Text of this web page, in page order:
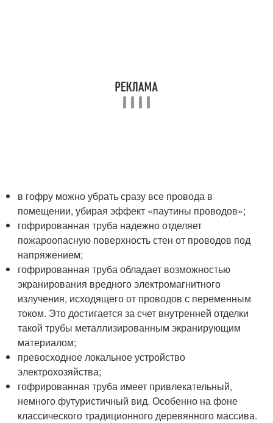
в гофру можно убрать сразу все провода в
помещении, убирая эффект «паутины проводов»;
гофрированная труба надежно отделяет
пожароопасную поверхность стен от проводов под
напряжением;
гофрированная труба обладает возможностью
экранирования вредного электромагнитного
излучения, исходящего от проводов с переменным
током. Это достигается за счет внутренней отделки
такой трубы металлизированным экранирующим
материалом;
превосходное локальное устройство
электрохозяйства;
гофрированная труба имеет привлекательный,
немного футуристичный вид. Особенно на фоне
классического традиционного деревянного массива.